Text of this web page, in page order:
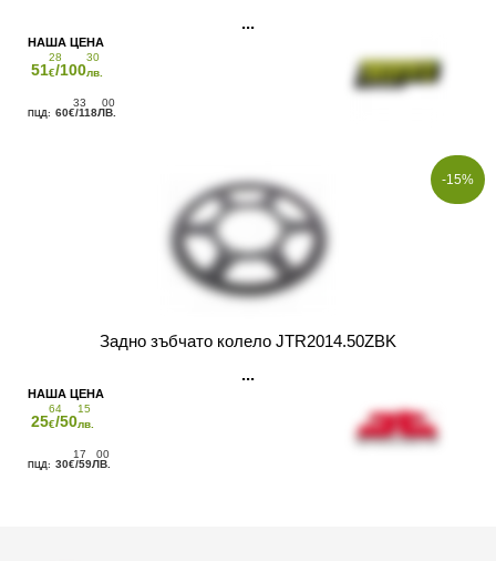
51
28
€/100
30
лв.
60
33
€/118
00
ЛВ.
-15%
Задно зъбчато колело JTR2014.50ZBK
25
64
€/50
15
лв.
30
17
€/59
00
ЛВ.